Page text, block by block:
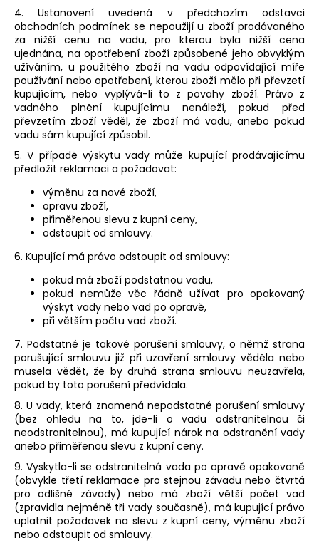
4. Ustanovení uvedená v předchozím odstavci
obchodních podmínek se nepoužijí u zboží prodávaného
za nižší cenu na vadu, pro kterou byla nižší cena
ujednána, na opotřebení zboží způsobené jeho obvyklým
užíváním, u použitého zboží na vadu odpovídající míře
používání nebo opotřebení, kterou zboží mělo při převzetí
kupujícím, nebo vyplývá-li to z povahy zboží. Právo z
vadného plnění kupujícímu nenáleží, pokud před
převzetím zboží věděl, že zboží má vadu, anebo pokud
vadu sám kupující způsobil.
5. V případě výskytu vady může kupující prodávajícímu
předložit reklamaci a požadovat:
výměnu za nové zboží,
opravu zboží,
přiměřenou slevu z kupní ceny,
odstoupit od smlouvy.
6. Kupující má právo odstoupit od smlouvy:
pokud má zboží podstatnou vadu,
pokud nemůže věc řádně užívat pro opakovaný
výskyt vady nebo vad po opravě,
při větším počtu vad zboží.
7. Podstatné je takové porušení smlouvy, o němž strana
porušující smlouvu již při uzavření smlouvy věděla nebo
musela vědět, že by druhá strana smlouvu neuzavřela,
pokud by toto porušení předvídala.
8. U vady, která znamená nepodstatné porušení smlouvy
(bez ohledu na to, jde-li o vadu odstranitelnou či
neodstranitelnou), má kupující nárok na odstranění vady
anebo přiměřenou slevu z kupní ceny.
9. Vyskytla-li se odstranitelná vada po opravě opakovaně
(obvykle třetí reklamace pro stejnou závadu nebo čtvrtá
pro odlišné závady) nebo má zboží větší počet vad
(zpravidla nejméně tři vady současně), má kupující právo
uplatnit požadavek na slevu z kupní ceny, výměnu zboží
nebo odstoupit od smlouvy.